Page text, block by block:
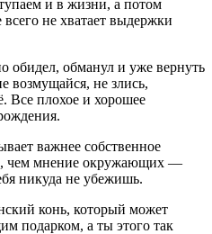
и в жизни, а потом
не хватает выдержки
обидел, обманул и уже вернуть
возмущайся, не злись,
Все плохое и хорошее
важнее собственное
чем мнение окружающих —
никуда не убежишь.
конь, который может
подарком, а ты этого так